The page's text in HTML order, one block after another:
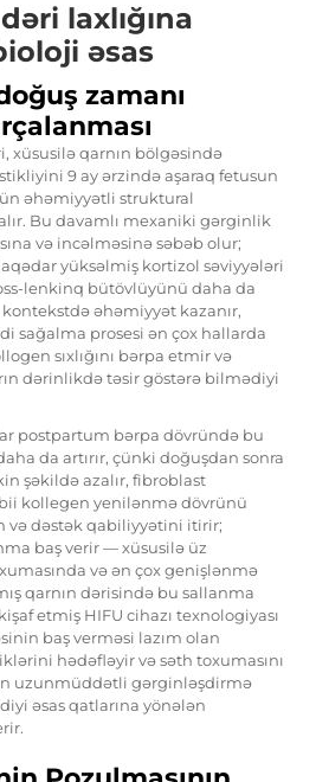
laxlığına
əsas
zamanı
xüsusilə qarnın bölgəsində
9 ay ərzində aşaraq fetusun
əhəmiyyətli struktural
Bu davamlı mexaniki gərginlik
və incəlməsinə səbəb olur;
yüksəlmiş kortizol səviyyələri
lenkinq bütövlüyünü daha da
əhəmiyyət kazanır,
sağalma prosesi ən çox hallarda
sıxlığını bərpa etmir və
dərinlikdə təsir göstərə bilmədiyi
postpartum bərpa dövründə bu
da artırır, çünki doğuşdan sonra
şəkildə azalır, fibroblast
kollegen yenilənmə dövrünü
və dəstək qabiliyyətini itirir;
baş verir — xüsusilə üz
və ən çox genişlənmə
qarnın dərisində bu sallanma
etmiş HIFU cihazı texnologiyası
baş verməsi lazım olan
hədəfləyir və səth toxumasını
uzunmüddətli gərginləşdirmə
əsas qatlarına yönələn